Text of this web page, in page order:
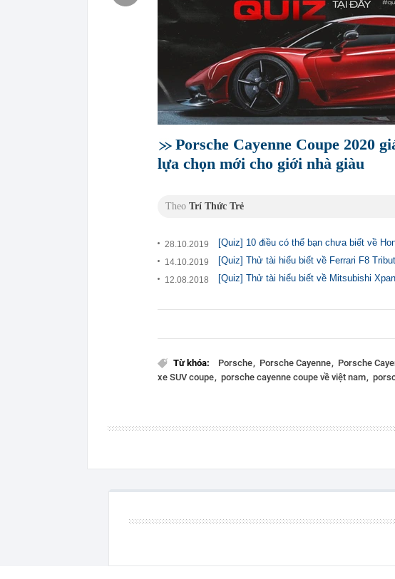
Porsche Cayenne Coupe 2020
lựa chọn mới cho giới nhà giàu
Theo Trí Thức Trẻ
28.10.2019 [Quiz] 10 điều có thể bạn chưa biết về
14.10.2019 [Quiz] Thử tài hiểu biết về Ferrari F8
12.08.2018 [Quiz] Thử tài hiểu biết về Mitsubishi
Từ khóa: Porsche Porsche Cayenne Porsche
xe SUV coupe porsche cayenne coupe về việt nam